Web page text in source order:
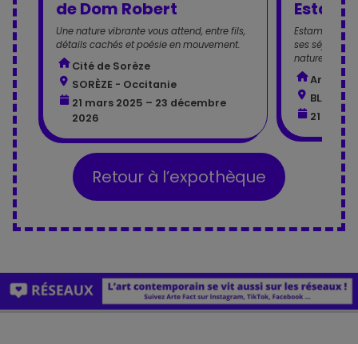
de Dom Robert
Une nature vibrante vous attend, entre fils,
détails cachés et poésie en mouvement.
Cité de Sorèze
SORÈZE - Occitanie
21 mars 2025 – 23 décembre
2026
Estampes de
ses séjours
nature.
BLAN -
21 juin
Retour à l’expothèque